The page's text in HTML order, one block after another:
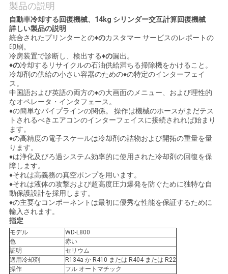
絡
し
な
さ
い
ニ
ュ
ー
ス
引
用
を
製品の説明
自動車冷却する回復機械、14kg シリンダー交互計算回復機械
詳しい製品の説明
統合されたプリンターとの♦のカスタマー サービスのレポートの
印刷。
冷房装置で診断し、検出する♦の漏出。
♦の冷却するリサイクルの石油供給満ちる掃除機をかけること。
冷却剤の供給の小さい容器のための♦の特定のインターフェイ
ス。
中国語および英語の両方の♦の大画面のメニュー、および理性的
なオペレータ・インタフェース。
♦の簡単なパイプラインの関係。 操作は機械のホースがまだテス
トされるべきエアコンのインターフェイスに接続されれば始まり
ます。
♦の高精度の電子スケールは冷却剤の詰物および開拓の重量を量
ります。
♦は浄化及びろ過システム効率的に使用された冷却剤の回復を保
障します。
♦それは高義務の真空ポンプを用います。
♦それは液体の攻撃および超高度圧力爆発を防ぐために独特な自
動保護設計を採用します。
♦の主要なコンポーネントは最初に優秀な性能を保証するために
輸入されます。
指定
モデル
WD-L800
色
赤い
証明
セリウム
適用冷却剤
R134a か R410 または R404 または R22
操作
フル オートマチック